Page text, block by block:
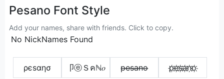
Pesano Font Style
Add your names, share with friends. Click to copy.
No NickNames Found
ρєѕαησ 卩ⓔＳคℕ𝑜 p̶e̶s̶a̶n̶o̶ p҉e҉s҉a҉n҉o҉